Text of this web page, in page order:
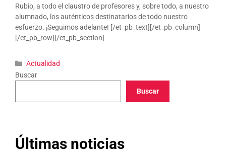
Rubio, a todo el claustro de profesores y, sobre todo, a nuestro
alumnado, los auténticos destinatarios de todo nuestro
esfuerzo. ¡Seguimos adelante! [/et_pb_text][/et_pb_column]
[/et_pb_row][/et_pb_section]
Categorías
Actualidad
Buscar
Buscar
Últimas noticias